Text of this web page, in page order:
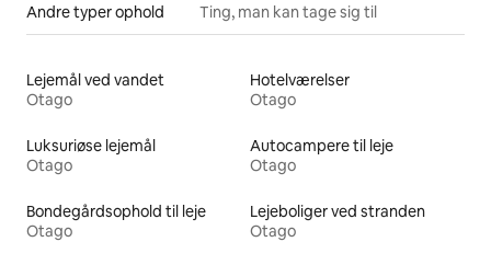
Andre typer ophold Ting, man kan tage sig til
Lejemål ved vandet
Otago
Hotelværelser
Otago
Luksuriøse lejemål
Otago
Autocampere til leje
Otago
Bondegårdsophold til leje
Otago
Lejeboliger ved stranden
Otago